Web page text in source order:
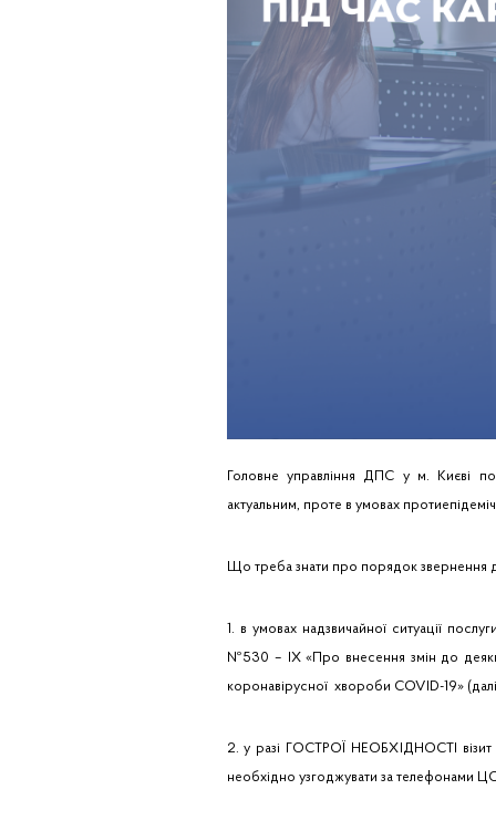
Головне управління ДПС у м. Києві
актуальним, проте в умовах
Що треба знати про порядок звернення
1. в умовах надзвичайної ситуації
№530 – IX «Про внесення змін до
коронавірусної хвороби COVID-19»
2. у разі ГОСТРОЇ НЕОБХІДНОСТІ візит
необхідно узгоджувати за телефонами